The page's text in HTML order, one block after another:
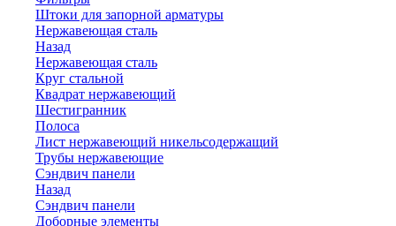
Штоки для запорной арматуры
Нержавеющая сталь
Назад
Нержавеющая сталь
Круг стальной
Квадрат нержавеющий
Шестигранник
Полоса
Лист нержавеющий никельсодержащий
Трубы нержавеющие
Сэндвич панели
Назад
Сэндвич панели
Доборные элементы